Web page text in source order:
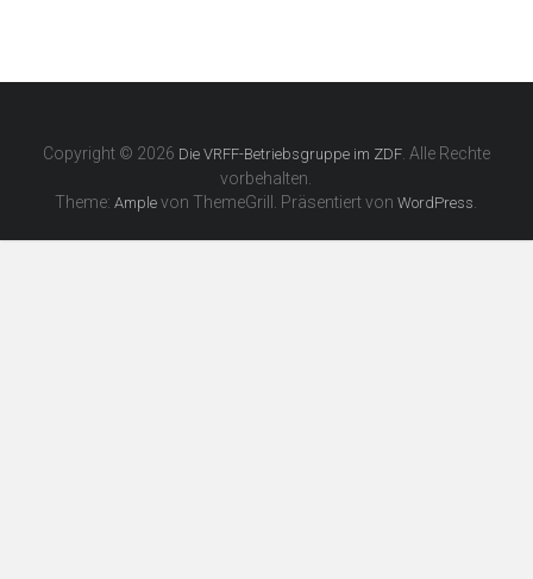
Copyright © 2026 Die VRFF-Betriebsgruppe im ZDF. Alle Rechte
vorbehalten.
Theme:Ample von ThemeGrill. Präsentiert vonWordPress